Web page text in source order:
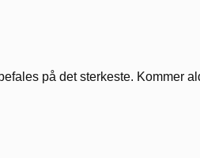
på det sterkeste. Kommer